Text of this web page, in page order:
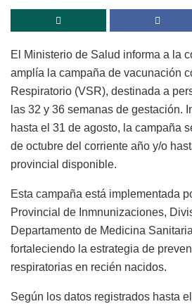
El Ministerio de Salud informa a la
amplía la campaña de vacunación
Respiratorio (VSR), destinada a
las 32 y 36 semanas de gestación.
hasta el 31 de agosto, la campaña
de octubre del corriente año y/o
provincial disponible.
Esta campaña está implementada
Provincial de Inmnunizaciones,
Departamento de Medicina
fortaleciendo la estrategia de
respiratorias en recién nacidos.
Según los datos registrados hasta